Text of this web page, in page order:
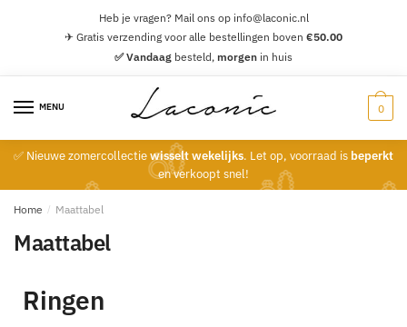
Heb je vragen? Mail ons op info@laconic.nl
✈ Gratis verzending voor alle bestellingen boven €50.00
✅ Vandaag besteld, morgen in huis
MENU 0
✅ Nieuwe zomercollectiewisselt wekelijks. Let op, voorraad is beperkt
en verkoopt snel!
Home / Maattabel
Maattabel
Ringen